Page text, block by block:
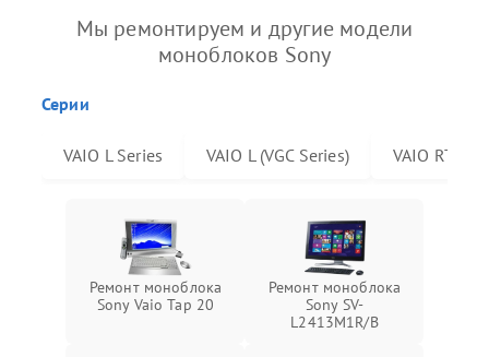
Мы ремонтируем и другие модели
моноблоков Sony
Серии
VAIO L Series VAIO L (VGC Series) VAIO RT
Ремонт моноблока
Sony Vaio Tap 20
Ремонт моноблока
Sony SV-
L2413M1R/B